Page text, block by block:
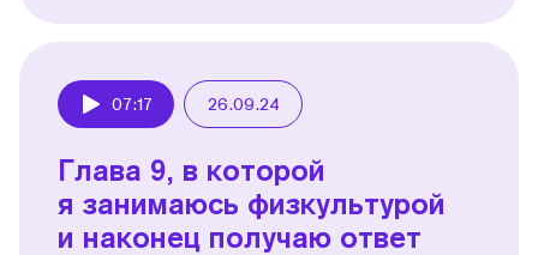
07:17 26.09.24
Глава 9, в которой
я занимаюсь физкультурой
и наконец получаю ответ